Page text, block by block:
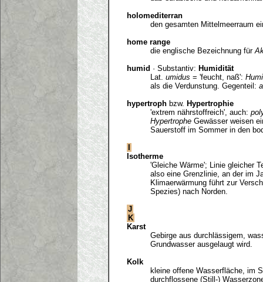
holomediterran
den gesamten Mittelmeerraum
home range
die englische Bezeichnung für
humid · Substantiv: Humidität
Lat. umidus = 'feucht, naß':
als die Verdunstung. Gegenteil:
hypertroph bzw. Hypertrophie
'extrem nährstoffreich', auch:
Hypertrophe Gewässer weisen
Sauerstoff im Sommer in den
I
Isotherme
'Gleiche Wärme'; Linie gleicher
also eine Grenzlinie, an der im
Klimaerwärmung führt zur
Spezies) nach Norden.
J
K
Karst
Gebirge aus durchlässigem,
Grundwasser ausgelaugt wird.
Kolk
kleine offene Wasserfläche, im
durchflossene (Still-)